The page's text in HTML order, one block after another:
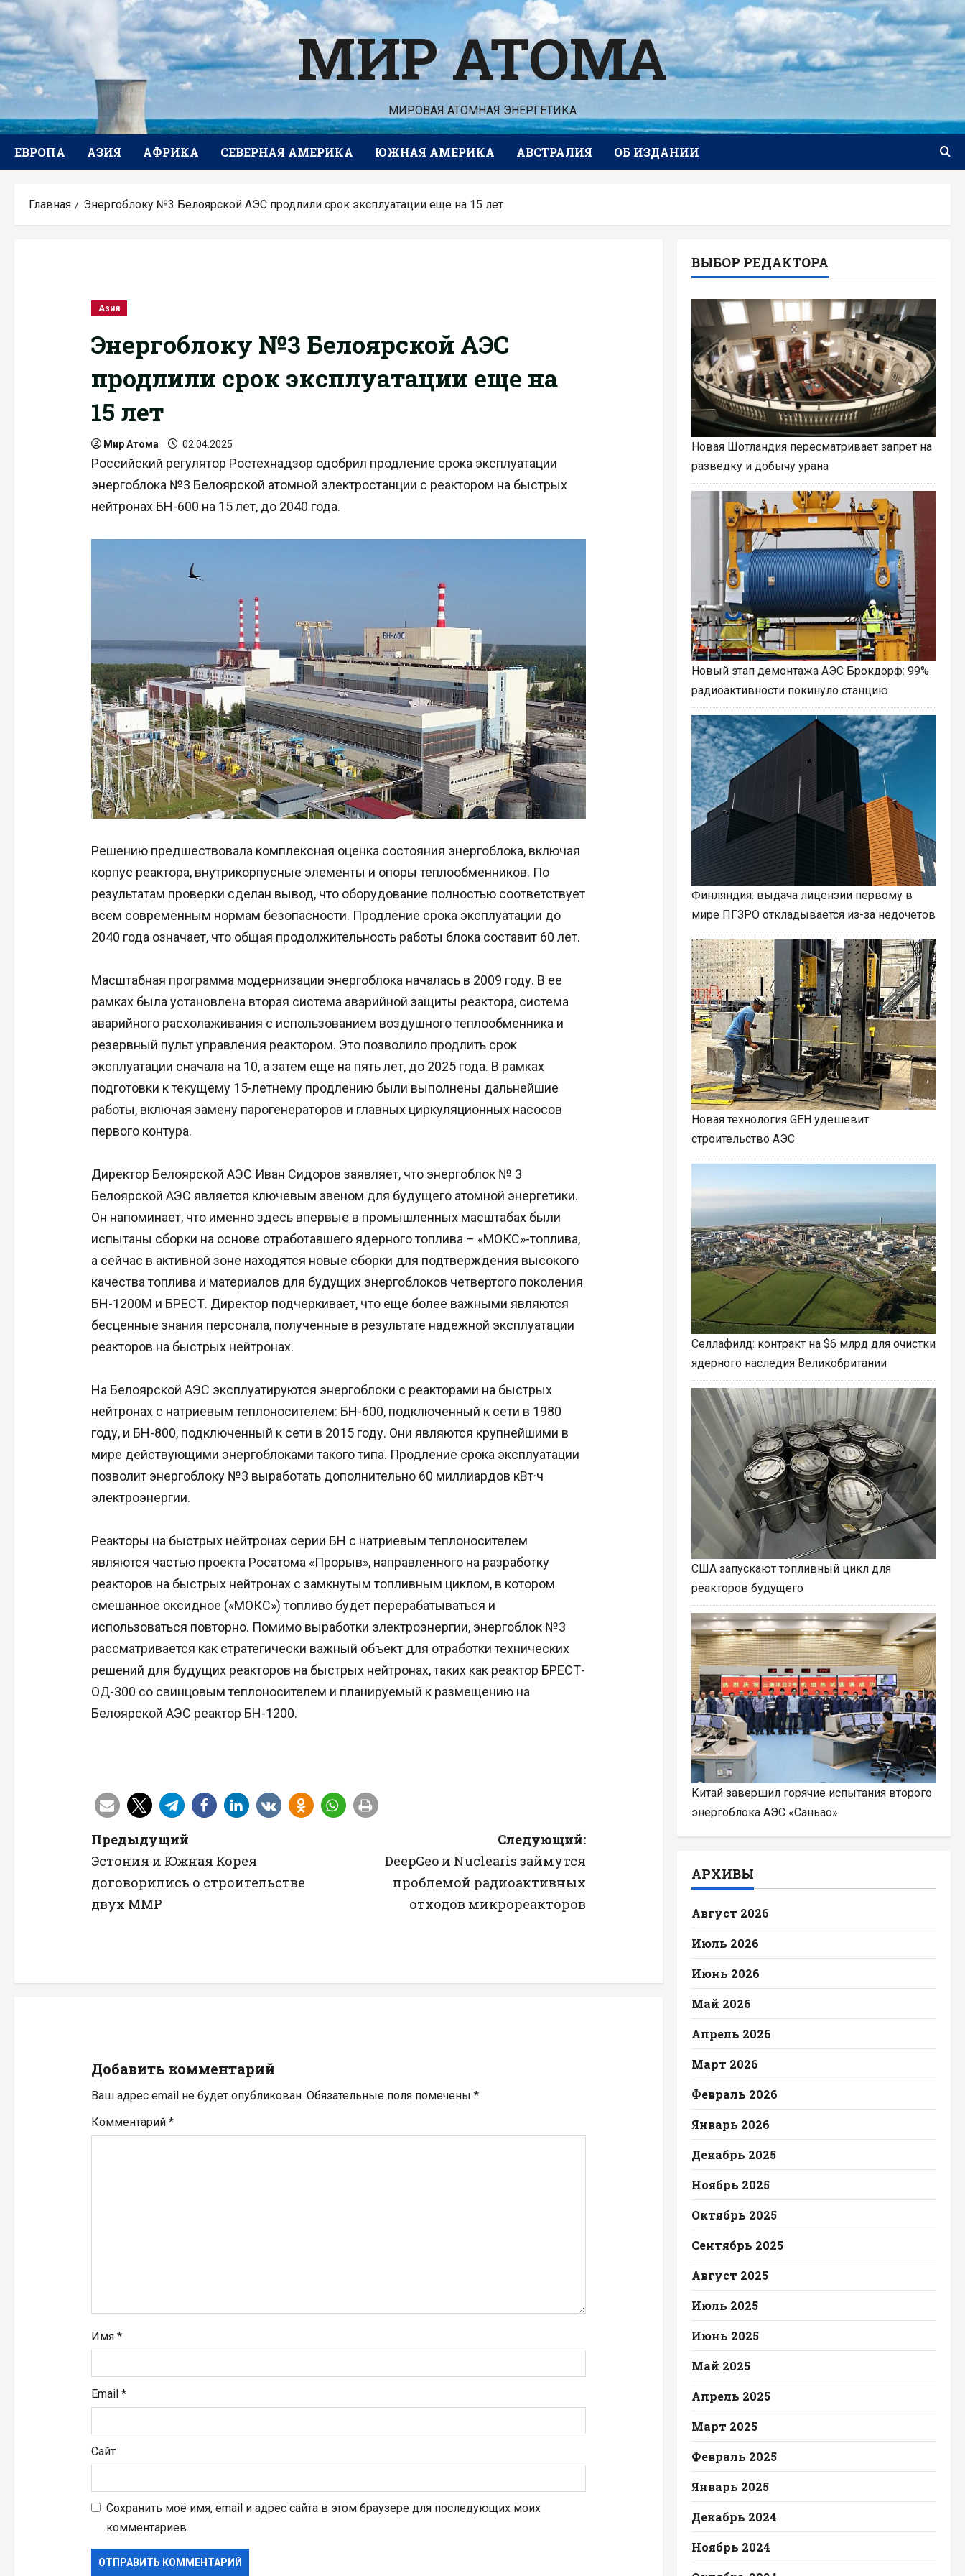
Перейти
к
содержимому
МИР АТОМА
МИРОВАЯ АТОМНАЯ ЭНЕРГЕТИКА
ЕВРОПА АЗИЯ АФРИКА СЕВЕРНАЯ АМЕРИКА ЮЖНАЯ АМЕРИКА АВСТРАЛИЯ ОБ ИЗДАНИИ
Главная Энергоблоку №3 Белоярской АЭС продлили срок эксплуатации еще на 15 лет
Азия
Энергоблоку №3 Белоярской АЭС
продлили срок эксплуатации еще на
15 лет
Мир Атома 02.04.2025
Российский регулятор Ростехнадзор одобрил продление срока эксплуатации
энергоблока №3 Белоярской атомной электростанции с реактором на быстрых
нейтронах БН-600 на 15 лет, до 2040 года.
Решению предшествовала комплексная оценка состояния энергоблока, включая
корпус реактора, внутрикорпусные элементы и опоры теплообменников. По
результатам проверки сделан вывод, что оборудование полностью соответствует
всем современным нормам безопасности. Продление срока эксплуатации до
2040 года означает, что общая продолжительность работы блока составит 60 лет.
Масштабная программа модернизации энергоблока началась в 2009 году. В ее
рамках была установлена вторая система аварийной защиты реактора, система
аварийного расхолаживания с использованием воздушного теплообменника и
резервный пульт управления реактором. Это позволило продлить срок
эксплуатации сначала на 10, а затем еще на пять лет, до 2025 года. В рамках
подготовки к текущему 15-летнему продлению были выполнены дальнейшие
работы, включая замену парогенераторов и главных циркуляционных насосов
первого контура.
Директор Белоярской АЭС Иван Сидоров заявляет, что энергоблок № 3
Белоярской АЭС является ключевым звеном для будущего атомной энергетики.
Он напоминает, что именно здесь впервые в промышленных масштабах были
испытаны сборки на основе отработавшего ядерного топлива – «МОКС»-топлива,
а сейчас в активной зоне находятся новые сборки для подтверждения высокого
качества топлива и материалов для будущих энергоблоков четвертого поколения
БН-1200М и БРЕСТ. Директор подчеркивает, что еще более важными являются
бесценные знания персонала, полученные в результате надежной эксплуатации
реакторов на быстрых нейтронах.
На Белоярской АЭС эксплуатируются энергоблоки с реакторами на быстрых
нейтронах с натриевым теплоносителем: БН-600, подключенный к сети в 1980
году, и БН-800, подключенный к сети в 2015 году. Они являются крупнейшими в
мире действующими энергоблоками такого типа. Продление срока эксплуатации
позволит энергоблоку №3 выработать дополнительно 60 миллиардов кВт·ч
электроэнергии.
Реакторы на быстрых нейтронах серии БН с натриевым теплоносителем
являются частью проекта Росатома «Прорыв», направленного на разработку
реакторов на быстрых нейтронах с замкнутым топливным циклом, в котором
смешанное оксидное («МОКС») топливо будет перерабатываться и
использоваться повторно. Помимо выработки электроэнергии, энергоблок №3
рассматривается как стратегически важный объект для отработки технических
решений для будущих реакторов на быстрых нейтронах, таких как реактор БРЕСТ-
ОД-300 со свинцовым теплоносителем и планируемый к размещению на
Белоярской АЭС реактор БН-1200.
Н
а
в
а
я
п
о
я
м
Предыдущий
Эстония и Южная Корея
договорились о строительстве
двух ММР
Следующий:
DeepGeo и Nuclearis займутся
проблемой радиоактивных
отходов микрореакторов
Добавить комментарий
Ваш адрес email не будет опубликован. Обязательные поля помечены *
Комментарий *
Имя *
Email *
Сайт
Сохранить моё имя, email и адрес сайта в этом браузере для последующих моих
комментариев.
ВЫБОР РЕДАКТОРА
Новая Шотландия пересматривает запрет на
разведку и добычу урана
Новый этап демонтажа АЭС Брокдорф: 99%
радиоактивности покинуло станцию
Финляндия: выдача лицензии первому в
мире ПГЗРО откладывается из-за недочетов
Новая технология GEH удешевит
строительство АЭС
Селлафилд: контракт на $6 млрд для очистки
ядерного наследия Великобритании
США запускают топливный цикл для
реакторов будущего
Китай завершил горячие испытания второго
энергоблока АЭС «Саньао»
АРХИВЫ
Август 2026
Июль 2026
Июнь 2026
Май 2026
Апрель 2026
Март 2026
Февраль 2026
Январь 2026
Декабрь 2025
Ноябрь 2025
Октябрь 2025
Сентябрь 2025
Август 2025
Июль 2025
Июнь 2025
Май 2025
Апрель 2025
Март 2025
Февраль 2025
Январь 2025
Декабрь 2024
Ноябрь 2024